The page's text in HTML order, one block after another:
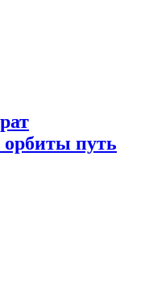
орбиты путь